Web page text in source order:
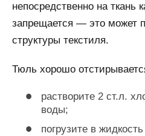
непосредственно на ткань
запрещается — это может
структуры текстиля.
Тюль хорошо
растворите 2 ст.л.
воды;
погрузите в